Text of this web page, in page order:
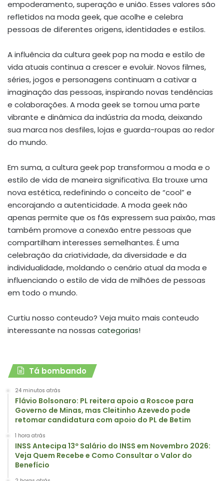
empoderamento, superação e união. Esses valores são
refletidos na moda geek, que acolhe e celebra
pessoas de diferentes origens, identidades e estilos.
A influência da cultura geek pop na moda e estilo de
vida atuais continua a crescer e evoluir. Novos filmes,
séries, jogos e personagens continuam a cativar a
imaginação das pessoas, inspirando novas tendências
e colaborações. A moda geek se tornou uma parte
vibrante e dinâmica da indústria da moda, deixando
sua marca nos desfiles, lojas e guarda-roupas ao redor
do mundo.
Em suma, a cultura geek pop transformou a moda e o
estilo de vida de maneira significativa. Ela trouxe uma
nova estética, redefinindo o conceito de “cool” e
encorajando a autenticidade. A moda geek não
apenas permite que os fãs expressem sua paixão, mas
também promove a conexão entre pessoas que
compartilham interesses semelhantes. É uma
celebração da criatividade, da diversidade e da
individualidade, moldando o cenário atual da moda e
influenciando o estilo de vida de milhões de pessoas
em todo o mundo.
Curtiu nosso conteudo? Veja muito mais conteudo
interessante na nossas categorias!
Tá bombando
24 minutos atrás
Flávio Bolsonaro: PL reitera apoio a Roscoe para
Governo de Minas, mas Cleitinho Azevedo pode
retomar candidatura com apoio do PL de Betim
1 hora atrás
INSS Antecipa 13º Salário do INSS em Novembro 2026:
Veja Quem Recebe e Como Consultar o Valor do
Benefício